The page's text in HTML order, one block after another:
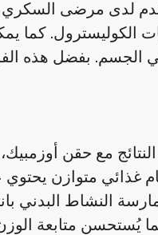
لدى مرضى السكري
الكوليسترول. كما
الجسم. بفضل هذه
مع حقن
غذائي متوازن
النشاط البدني
يُستحسن متابعة